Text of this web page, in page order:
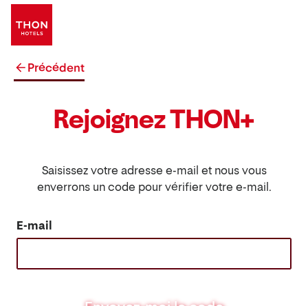
Précédent
Rejoignez THON+
Saisissez votre adresse e-mail et nous vous
enverrons un code pour vérifier votre e-mail.
E-mail